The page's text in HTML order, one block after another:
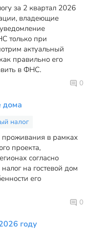
за 2 квартал 2026
владеющие
только при
актуальный
правильно его
в ФНС.
0
дома
налог
проживания в рамках
проекта,
согласно
на гостевой дом
его
0
году